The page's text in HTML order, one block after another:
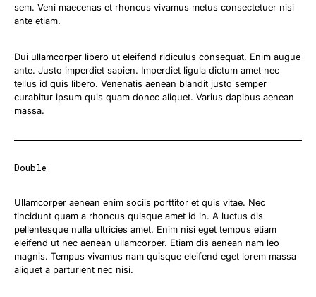
sem. Veni maecenas et rhoncus vivamus metus consectetuer nisi
ante etiam.
Dui ullamcorper libero ut eleifend ridiculus consequat. Enim augue
ante. Justo imperdiet sapien. Imperdiet ligula dictum amet nec
tellus id quis libero. Venenatis aenean blandit justo semper
curabitur ipsum quis quam donec aliquet. Varius dapibus aenean
massa.
Double
Ullamcorper aenean enim sociis porttitor et quis vitae. Nec
tincidunt quam a rhoncus quisque amet id in. A luctus dis
pellentesque nulla ultricies amet. Enim nisi eget tempus etiam
eleifend ut nec aenean ullamcorper. Etiam dis aenean nam leo
magnis. Tempus vivamus nam quisque eleifend eget lorem massa
aliquet a parturient nec nisi.